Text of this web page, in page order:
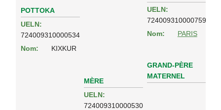
POTTOKA
UELN:
724009310000534
Nom:
KIXKUR
UELN:
724009310000759
Nom:
PARIS
MÈRE
UELN:
724009310000530
GRAND-PÈRE
MATERNEL